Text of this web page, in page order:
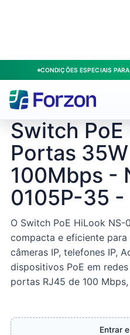
CONDIÇÕES ESPECIAIS
Início/Produtos/Switches/
HILOOK / 5473
Switch PoE
Portas 35W
100Mbps -
0105P-35
O Switch PoE HiLook NS-
compacta e eficiente
câmeras IP, telefones IP,
dispositivos PoE em
portas RJ45 de 100
Entrar